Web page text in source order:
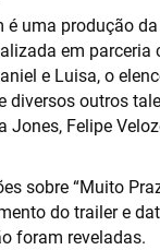
é uma produção
em parceria
e Luisa, o
diversos outros
Jones, Felipe
sobre “Muito
do trailer e
foram reveladas.